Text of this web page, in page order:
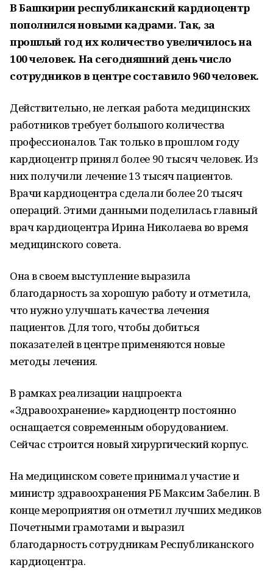
В Башкирии республиканский кардиоцентр
пополнился новыми кадрами. Так, за
прошлый год их количество увеличилось на
100 человек. На сегодняшний день число
сотрудников в центре составило 960 человек.
Действительно, не легкая работа медицинских
работников требует большого количества
профессионалов. Так только в прошлом году
кардиоцентр принял более 90 тысяч человек. Из
них получили лечение 13 тысяч пациентов.
Врачи кардиоцентра сделали более 20 тысяч
операций. Этими данными поделилась главный
врач кардиоцентра Ирина Николаева во время
медицинского совета.
Она в своем выступление выразила
благодарность за хорошую работу и отметила,
что нужно улучшать качества лечения
пациентов. Для того, чтобы добиться
показателей в центре применяются новые
методы лечения.
В рамках реализации нацпроекта
«Здравоохранение» кардиоцентр постоянно
оснащается современным оборудованием.
Сейчас строится новый хирургический корпус.
На медицинском совете принимал участие и
министр здравоохранения РБ Максим Забелин. В
конце мероприятия он отметил лучших медиков
Почетными грамотами и выразил
благодарность сотрудникам Республиканского
кардиоцентра.